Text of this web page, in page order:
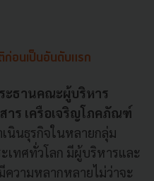
ก่อนเป็นอันดับแรก
ะธานคณะผู้บริหาร
าร เครือเจริญโภคภัณฑ์
นินธุรกิจในหลายกลุ่ม
เทศทั่วโลก มีผู้บริหารและ
วามหลากหลายไม่ว่าจะ